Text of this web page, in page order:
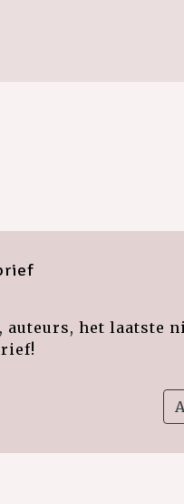
auteurs, het laatste